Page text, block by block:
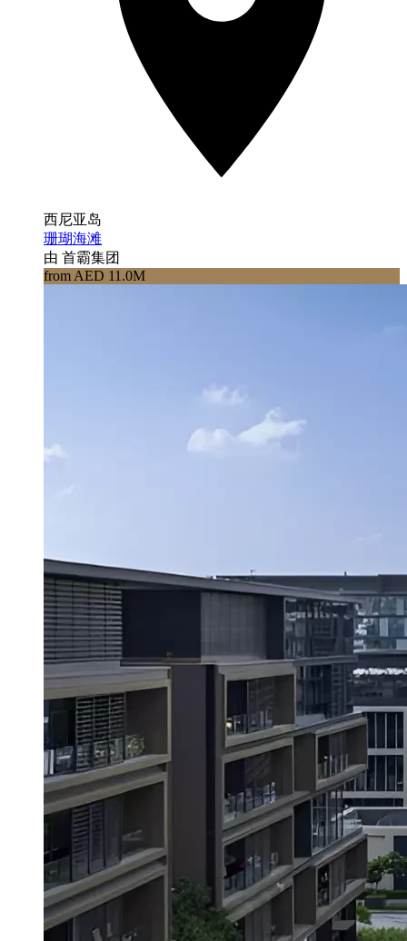
西尼亚岛
珊瑚海滩
由 首霸集团
from AED 11.0M